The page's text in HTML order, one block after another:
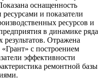
оснащенность
и показатели
ресурсов и
в динамике ряда
Отражена
с построением
эффективности
ремонтной базы